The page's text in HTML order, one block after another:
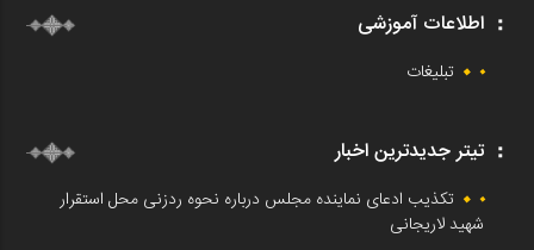
اطلاعات آموزشی
تبلیغات
تیتر جدیدترین اخبار
تکذیب ادعای نماینده مجلس درباره نحوه ردزنی محل استقرار
شهید لاریجانی